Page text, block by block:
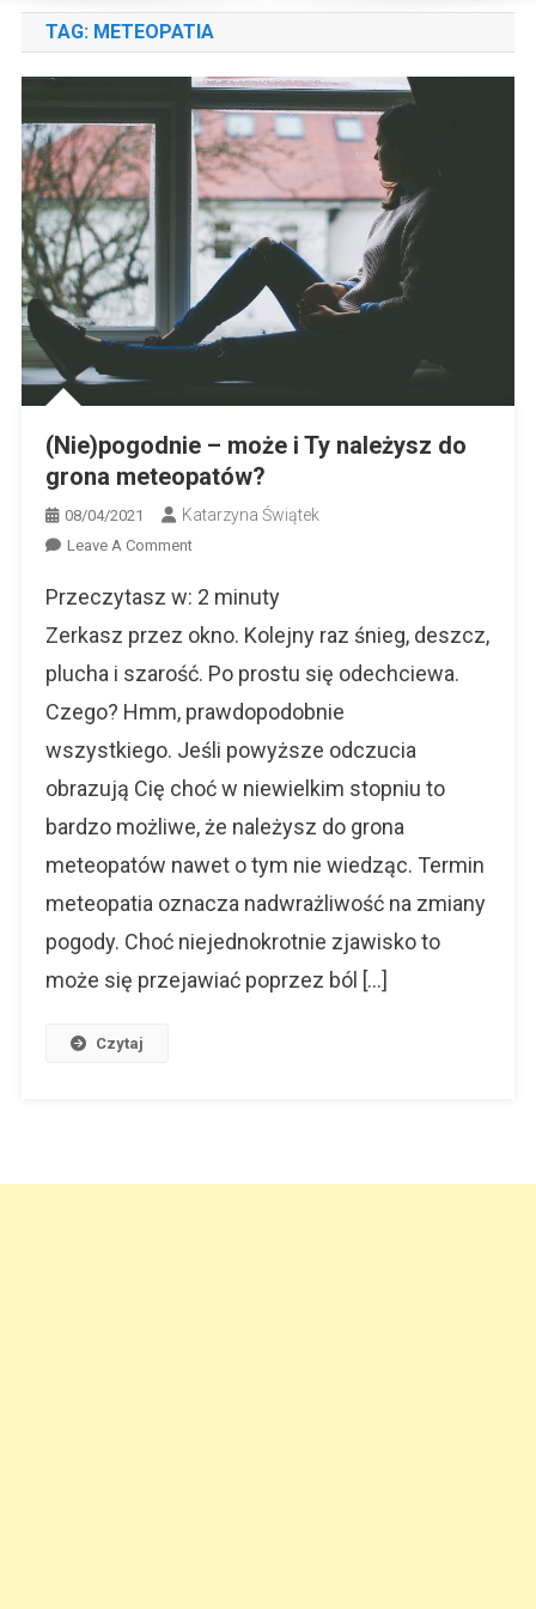
TAG: METEOPATIA
(Nie)pogodnie – może i Ty należysz do
grona meteopatów?
08/04/2021 Katarzyna Świątek
Leave A CommentOn
–
Może
Ty
Należysz
Grona
Meteopatów?
Przeczytasz w: 2 minuty
Zerkasz przez okno. Kolejny raz śnieg, deszcz,
plucha i szarość. Po prostu się odechciewa.
Czego? Hmm, prawdopodobnie
wszystkiego. Jeśli powyższe odczucia
obrazują Cię choć w niewielkim stopniu to
bardzo możliwe, że należysz do grona
meteopatów nawet o tym nie wiedząc. Termin
meteopatia oznacza nadwrażliwość na zmiany
pogody. Choć niejednokrotnie zjawisko to
może się przejawiać poprzez ból […]
Czytaj